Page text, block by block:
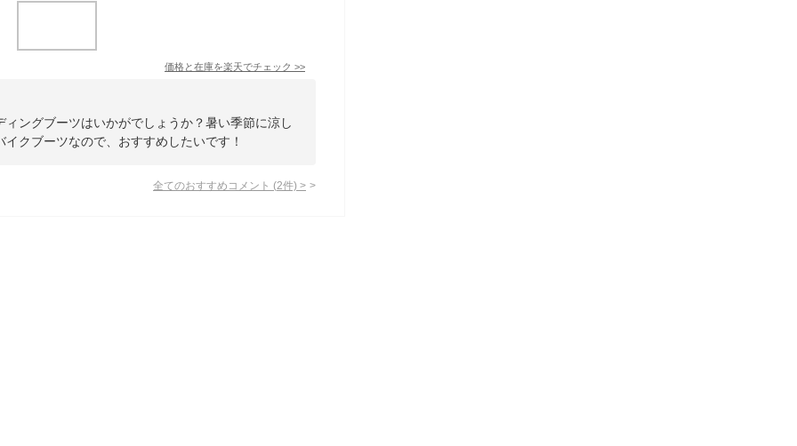
価格と在庫を楽天でチェック >>
ングブーツはいかがでしょうか？暑い季節に涼し
クブーツなので、おすすめしたいです！
全てのおすすめコメント (2件) >